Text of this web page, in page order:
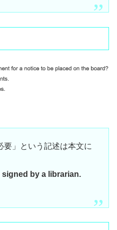
要」という記述は本文に
signed by a librarian.